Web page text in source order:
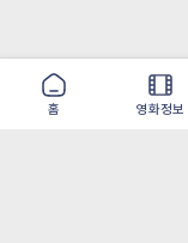
홈 영화정보